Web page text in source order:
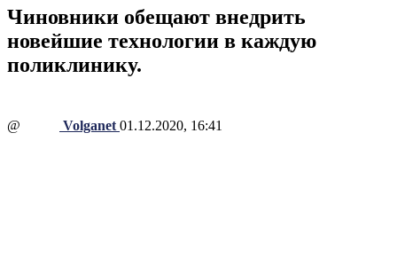
Чиновники обещают внедрить
новейшие технологии в каждую
поликлинику.
@ Volganet 01.12.2020, 16:41